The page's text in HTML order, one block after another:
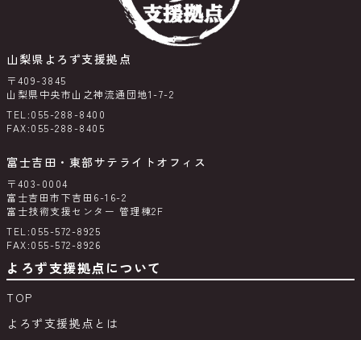
山梨県よろず支援拠点
〒409-3845
山梨県中央市山之神流通団地1-7-2
TEL:055-288-8400
FAX:055-288-8405
富士吉田・東部サテライトオフィス
〒403-0004
富士吉田市下吉田6-16-2
富士技術支援センター 管理棟2F
TEL:055-572-8925
FAX:055-572-8926
よろず支援拠点について
TOP
よろず支援拠点とは